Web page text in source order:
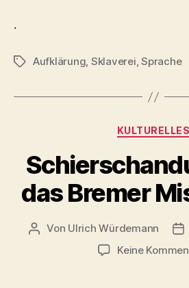
.
Schlagwörter
Aufklärung, Sklaverei,Sprache
KULTURELLES
das Bremer
Beitragsautor
Von Ulrich Würdemann
Keine